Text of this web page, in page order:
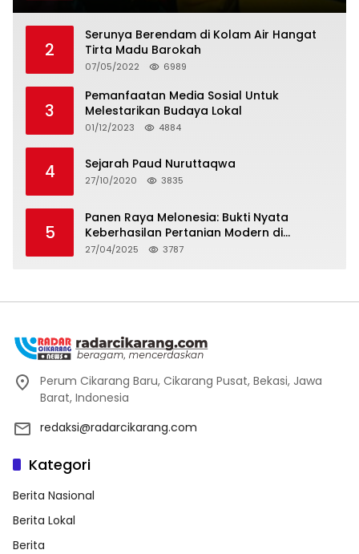
2
Serunya Berendam di Kolam Air Hangat
Tirta Madu Barokah
07/05/2022 6989
3
Pemanfaatan Media Sosial Untuk
Melestarikan Budaya Lokal
01/12/2023 4884
4 Sejarah Paud Nuruttaqwa
27/10/2020 3835
5
Panen Raya Melonesia: Bukti Nyata
Keberhasilan Pertanian Modern di
Kabupaten Bekasi
27/04/2025 3787
Perum Cikarang Baru, Cikarang Pusat, Bekasi, Jawa
Barat, Indonesia
redaksi@radarcikarang.com
Kategori
Berita Nasional
Berita Lokal
Berita